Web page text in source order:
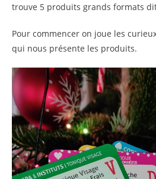
trouve 5 produits grands formats
Pour commencer on joue les
qui nous présente les produits.